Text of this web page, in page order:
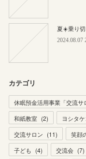
夏☀️乗り
2024.08.07
カテゴリ
休眠預金活用事業「交流サ
和紙教室 (2) ヨシタ
交流サロン (11) 笑顔
子ども
(4) 交流会 (7)